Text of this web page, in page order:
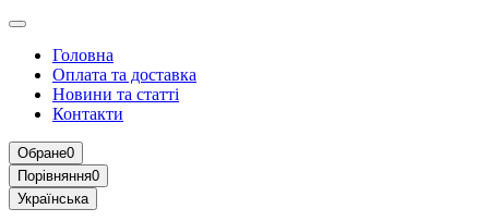
Головна
Оплата та доставка
Новини та статті
Контакти
Обране0
Порівняння0
Українська